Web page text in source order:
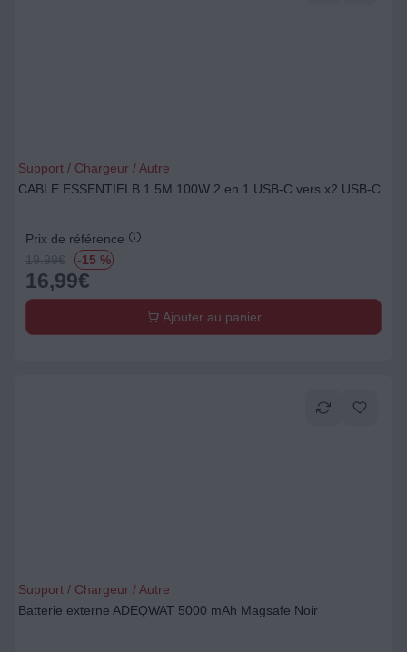
Support / Chargeur / Autre
CABLE ESSENTIELB 1.5M 100W 2 en 1 USB-C vers x2 USB-C
Prix de référence
19.99€ -15 %
16,99€
Ajouter au panier
Support / Chargeur / Autre
Batterie externe ADEQWAT 5000 mAh Magsafe Noir